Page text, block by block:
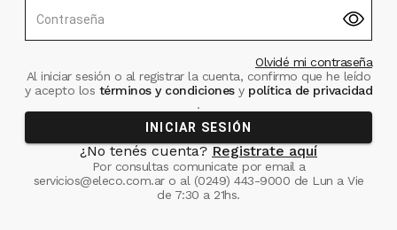
Contraseña
Olvidé mi contraseña
Al iniciar sesión o al registrar la cuenta, confirmo que he leído
y acepto los términos y condiciones ypolítica de privacidad
.
INICIAR SESIÓN
¿No tenés cuenta? Registrate aquí
Por consultas comunicate por email a
servicios@eleco.com.aro al (0249) 443-9000 de Lun a Vie
de 7:30 a 21hs.